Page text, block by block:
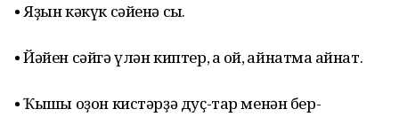
• Яҙын кәкүк сәйенә сыҡ.
• Йәйен сәйгә үлән киптер, ҡаҡ ҡой, ҡайнатма ҡайнат.
• Ҡышҡы оҙон кистәрҙә дуҫ-тар менән бер-